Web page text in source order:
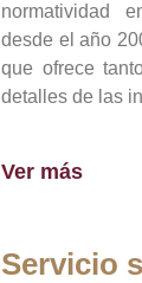
normatividad
desde el año
que ofrece
detalles de las
Ver más
Servicio